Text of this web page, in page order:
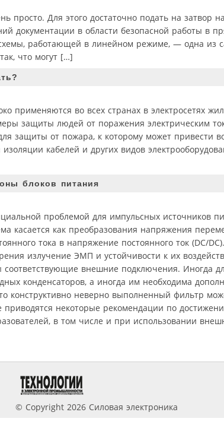
просто. Для этого достаточно подать на затвор
документации в области безопасной работы в
работающей в линейном режиме, — одна из
что могут […]
применяются во всех странах в электросетях
защиты людей от поражения электрическим
защиты от пожара, к которому может привести
кабелей и других видов
блоков питания
проблемой для импульсных источников
касается как преобразования напряжения
тока в напряжение постоянного ток (DC/
излучение ЭМП и устойчивости к их
внешние подключения. Иногда
конденсаторов, а иногда им необходима
конструктивно неверно выполненный фильтр
некоторые рекомендации по
в том числе и при использовании
© Copyright 2026 Силовая электроника